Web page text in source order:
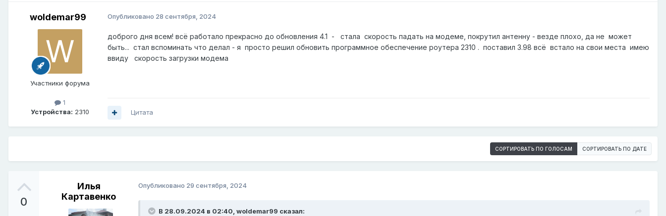
woldemar99
Участники форума
1
Устройства: 2310
Опубликовано 28 сентября, 2024
доброго дня всем! всё работало прекрасно до обновления 4.1 - стала скорость падать на модеме, покрутил антенну - везде плохо, да не может
быть... стал вспоминать что делал - я просто решил обновить программное обеспечение роутера 2310 . поставил 3.98 всё встало на свои места имею
ввиду скорость загрузки модема
Цитата
СОРТИРОВАТЬ ПО ГОЛОСАМ СОРТИРОВАТЬ ПО ДАТЕ
0
Илья
Картавенко
Опубликовано 29 сентября, 2024
В 28.09.2024 в 02:40, woldemar99 сказал: